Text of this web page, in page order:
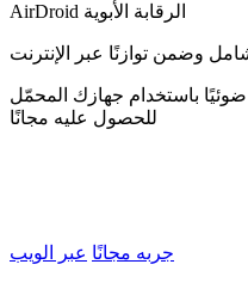
AirDroid الرقابة الأبوية
وضمن توازنًا عبر الإنترنت
ضوئيًا باستخدام جهازك المحمّل
للحصول عليه مجانًا
جربه مجانًا عبر الويب